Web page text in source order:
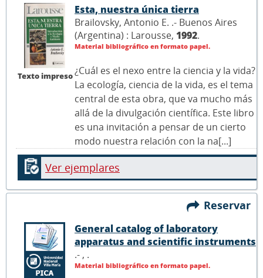
Texto impreso
Esta, nuestra única tierra
Brailovsky, Antonio E. .- Buenos Aires
(Argentina) : Larousse, 1992.
Material bibliográfico en formato papel.
¿Cuál es el nexo entre la ciencia y la vida?
La ecología, ciencia de la vida, es el tema
central de esta obra, que va mucho más
allá de la divulgación científica. Este libro
es una invitación a pensar de un cierto
modo nuestra relación con la na[...]
Ver ejemplares
Reservar
General catalog of laboratory
apparatus and scientific instruments
.- , .
Material bibliográfico en formato papel.